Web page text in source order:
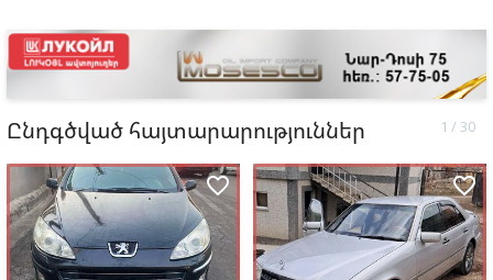
Ընդգծված հայտարարություններ
favorite_border favorite_border